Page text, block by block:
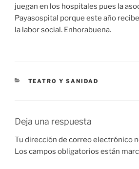
juegan en los hospitales pues la
Payasospital porque este año
la labor social. Enhorabuena.
TEATRO Y SANIDAD
Deja una respuesta
Tu dirección de correo electrónico
Los campos obligatorios están